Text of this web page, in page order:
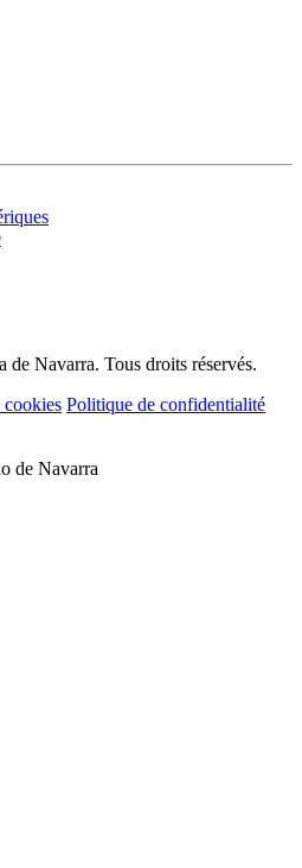
Navarra. Tous droits réservés.
Politique de confidentialité